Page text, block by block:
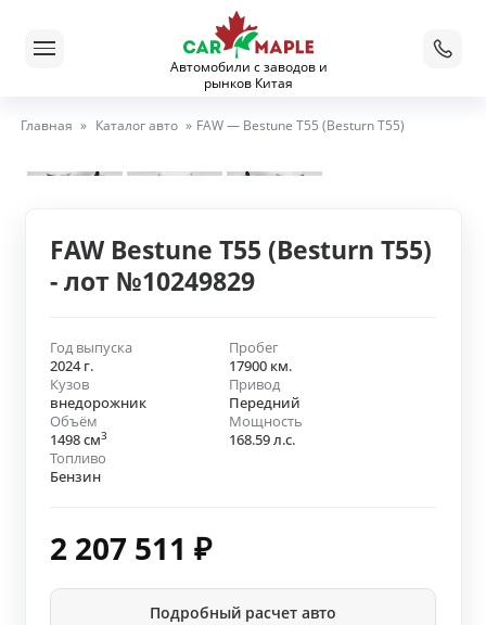
Автомобили с заводов и
рынков Китая
Главная » Каталог авто » FAW — Bestune T55 (Besturn T55)
FAW Bestune T55 (Besturn T55)
- лот №10249829
Год выпуска
2024 г.
Пробег
17900 км.
Кузов
внедорожник
Привод
Передний
Объём
1498 см3
Мощность
168.59 л.с.
Топливо
Бензин
2 207 511 ₽
Подробный расчет авто